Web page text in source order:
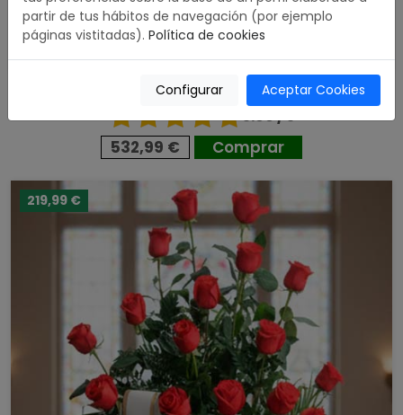
Corona Premium Rosas Rojas
5.00 / 5
532,99 € Comprar
219,99 €
partir de tus hábitos de navegación (por ejemplo
páginas vistitadas). Política de cookies
Configurar Aceptar Cookies